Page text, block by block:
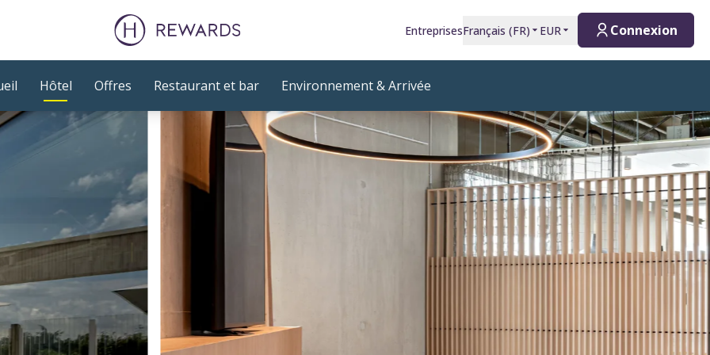
EntreprisesFrançais (FR) EUR Connexion
Hôtel Offres Restaurant et bar Environnement & Arrivée